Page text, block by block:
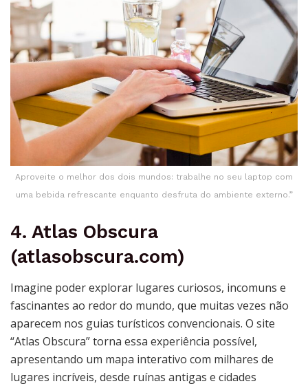
Aproveite o melhor dos dois mundos: trabalhe no seu laptop com
uma bebida refrescante enquanto desfruta do ambiente externo.”
4. Atlas Obscura
(atlasobscura.com)
Imagine poder explorar lugares curiosos, incomuns e
fascinantes ao redor do mundo, que muitas vezes não
aparecem nos guias turísticos convencionais. O site
“Atlas Obscura” torna essa experiência possível,
apresentando um mapa interativo com milhares de
lugares incríveis, desde ruínas antigas e cidades